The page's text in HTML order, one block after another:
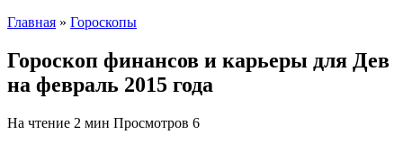
Главная » Гороскопы
Гороскоп финансов и карьеры для Дев
на февраль 2015 года
На чтение 2 мин Просмотров 6